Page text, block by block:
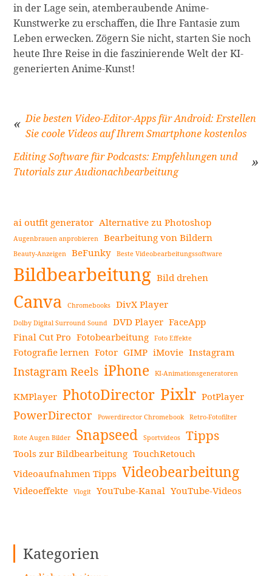
in der Lage sein, atemberaubende Anime-
Kunstwerke zu erschaffen, die Ihre Fantasie zum
Leben erwecken. Zögern Sie nicht, starten Sie noch
heute Ihre Reise in die faszinierende Welt der KI-
generierten Anime-Kunst!
Beitragsnavigation
Die besten Video-Editor-Apps für Android: Erstellen
Sie coole Videos auf Ihrem Smartphone kostenlos
Editing Software für Podcasts: Empfehlungen und
Tutorials zur Audionachbearbeitung
Seitenleiste
ai outfit generator Alternative zu Photoshop
Augenbrauen anprobieren Bearbeitung von Bildern
Beauty-Anzeigen BeFunky Beste Videobearbeitungssoftware
Bildbearbeitung Bild drehen
Canva Chromebooks DivX Player
Dolby Digital Surround Sound DVD Player FaceApp
Final Cut Pro Fotobearbeitung Foto Effekte
Fotografie lernen Fotor GIMP iMovie Instagram
Instagram Reels iPhone KI-Animationsgeneratoren
KMPlayer PhotoDirector Pixlr PotPlayer
PowerDirector Powerdirector Chromebook Retro-Fotofilter
Rote Augen Bilder Snapseed Sportvideos Tipps
Tools zur Bildbearbeitung TouchRetouch
Videoaufnahmen Tipps Videobearbeitung
Videoeffekte Vlogit YouTube-Kanal YouTube-Videos
Kategorien